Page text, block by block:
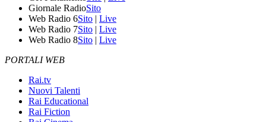
Giornale RadioSito
Web Radio 6Sito | Live
Web Radio 7Sito | Live
Web Radio 8Sito | Live
PORTALI WEB
Rai.tv
Nuovi Talenti
Rai Educational
Rai Fiction